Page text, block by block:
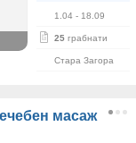
1.04 - 18.09
25 грабнати
Стара Загора
масаж